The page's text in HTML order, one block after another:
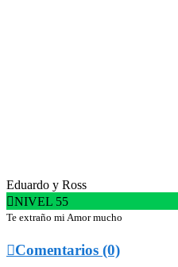
Eduardo y Ross
NIVEL 55
Te extraño mi Amor mucho
Comentarios (0)